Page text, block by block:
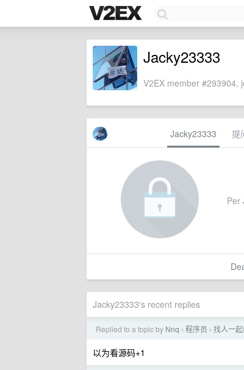
Jacky23333
V2EX member #293904,
Jacky23333 提
Per
Jacky23333's recent replies
Replied to a topic by Nnq › 程序员 › 找人一
以为看源码+1